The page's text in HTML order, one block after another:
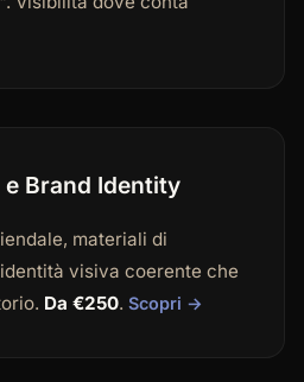
Brand Identity
materiali di
visiva coerente che
Da €250. Scopri →